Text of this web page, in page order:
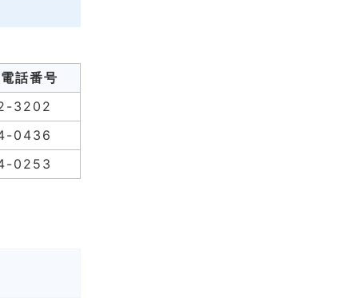
電話番号
3202
0436
0253